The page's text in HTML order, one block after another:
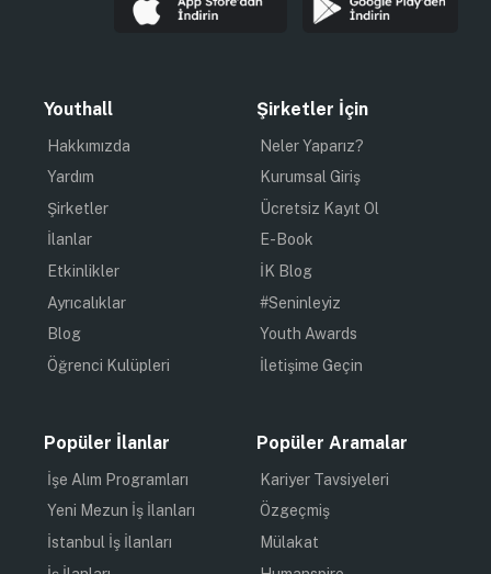
Youthall
Hakkımızda
Yardım
Şirketler
İlanlar
Etkinlikler
Ayrıcalıklar
Blog
Öğrenci Kulüpleri
Şirketler İçin
Neler Yaparız?
Kurumsal Giriş
Ücretsiz Kayıt Ol
E-Book
İK Blog
#Seninleyiz
Youth Awards
İletişime Geçin
Popüler İlanlar
İşe Alım Programları
Yeni Mezun İş İlanları
İstanbul İş İlanları
Popüler Aramalar
Kariyer Tavsiyeleri
Özgeçmiş
Mülakat